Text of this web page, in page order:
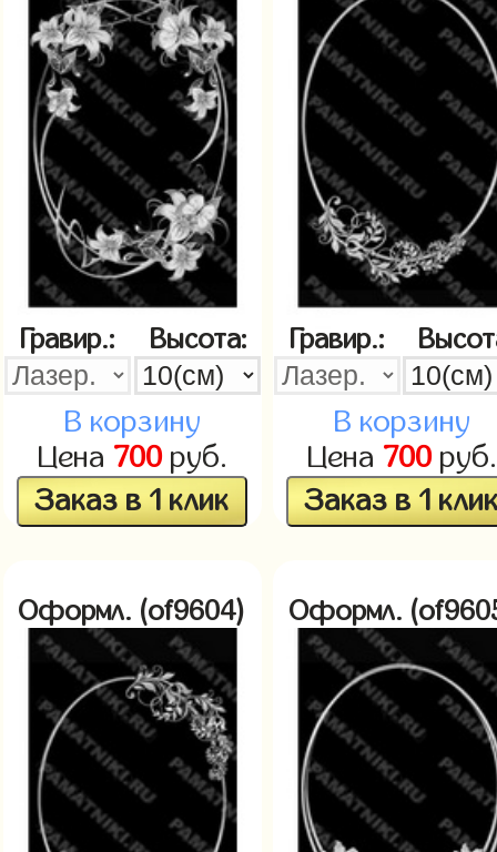
Гравир.: Высота:
В корзину
Цена 700руб.
Заказ в 1 клик
Гравир.:
В корзину
Цена 700руб.
Заказ в 1
Оформл. (of9604) Оформл.